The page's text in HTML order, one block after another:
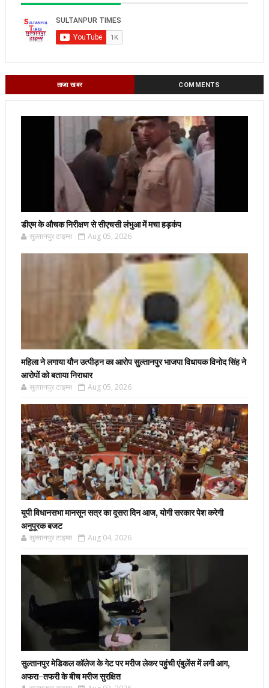
ताजा खबर COMMENTS
डीएम के औचक निरीक्षण से सीएचसी लंभुआ में मचा हड़कंप
सुल्तानपुर टाइम्स Aug 05, 2026
महिला ने लगाया यौन उत्पीड़न का आरोप सुल्तानपुर भाजपा विधायक विनोद सिंह ने
आरोपों को बताया निराधार
सुल्तानपुर टाइम्स Aug 05, 2026
यूपी विधानसभा मानसून सत्र का दूसरा दिन आज, योगी सरकार पेश करेगी
अनुपूरक बजट
सुल्तानपुर टाइम्स Aug 04, 2026
सुल्तानपुर मेडिकल कॉलेज के गेट पर मरीज लेकर पहुंची एंबुलेंस में लगी आग,
अफरा-तफरी के बीच मरीज सुरक्षित